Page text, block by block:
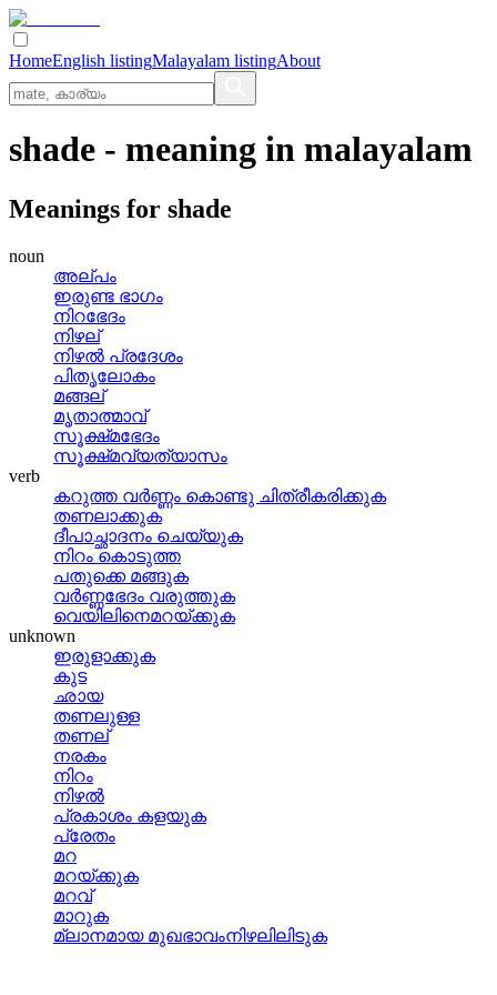
HomeEnglish listingMalayalam listingAbout
shade - meaning in malayalam
Meanings for shade
noun
അല്‌പം
ഇരുണ്ട ഭാഗം
നിറഭേദം
നിഴല്
നിഴല്‍ പ്രദേശം
പിതൃലോകം
മങ്ങല്
മൃതാത്മാവ്
സൂക്ഷ്‌മഭേദം
സൂക്ഷ്‌മവ്യത്യാസം
verb
കറുത്ത വര്‍ണ്ണം കൊണ്ടു ചിത്രീകരിക്കുക
തണലാക്കുക
ദീപാച്ഛാദനം ചെയ്യുക
നിറം കൊടുത്ത
പതുക്കെ മങ്ങുക
വര്‍ണ്ണഭേദം വരുത്തുക
വെയിലിനെമറയ്‌ക്കുക
unknown
ഇരുളാക്കുക
കുട
ഛായ
തണലുള്ള
തണല്
നരകം
നിറം
നിഴല്‍
പ്രകാശം കളയുക
പ്രേതം
മറ
മറയ്ക്കുക
മറവ്
മാറുക
മ്ലാനമായ മുഖഭാവംനിഴലിലിടുക